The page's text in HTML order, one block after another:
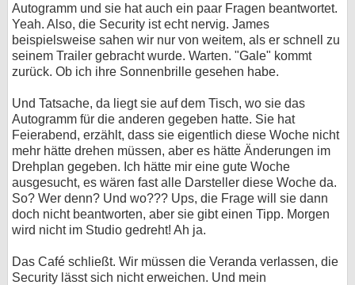
Autogramm und sie hat auch ein paar Fragen beantwortet.
Yeah. Also, die Security ist echt nervig. James
beispielsweise sahen wir nur von weitem, als er schnell zu
seinem Trailer gebracht wurde. Warten. "Gale" kommt
zurück. Ob ich ihre Sonnenbrille gesehen habe.
Und Tatsache, da liegt sie auf dem Tisch, wo sie das
Autogramm für die anderen gegeben hatte. Sie hat
Feierabend, erzählt, dass sie eigentlich diese Woche nicht
mehr hätte drehen müssen, aber es hätte Änderungen im
Drehplan gegeben. Ich hätte mir eine gute Woche
ausgesucht, es wären fast alle Darsteller diese Woche da.
So? Wer denn? Und wo??? Ups, die Frage will sie dann
doch nicht beantworten, aber sie gibt einen Tipp. Morgen
wird nicht im Studio gedreht! Ah ja.
Das Café schließt. Wir müssen die Veranda verlassen, die
Security lässt sich nicht erweichen. Und mein